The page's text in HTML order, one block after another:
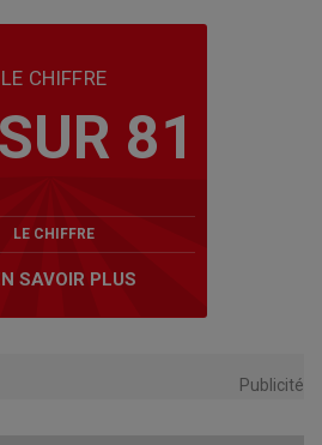
LE CHIFFRE
81
LE CHIFFRE
SAVOIR PLUS
Publicité